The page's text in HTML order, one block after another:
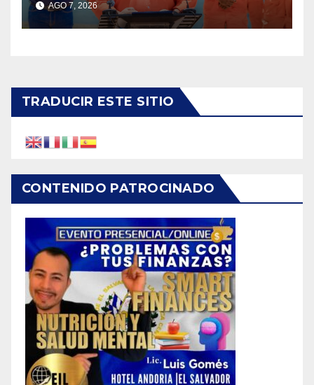
agostinas
AGO 7, 2026
TRADUCIR ESTE SITIO
CONTENIDO PATROCINADO